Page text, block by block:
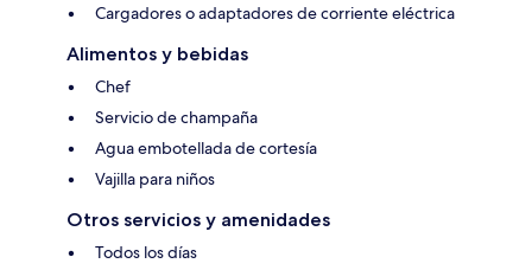
Cargadores o adaptadores de corriente eléctrica
Alimentos y bebidas
Chef
Servicio de champaña
Agua embotellada de cortesía
Vajilla para niños
Otros servicios y amenidades
Todos los días